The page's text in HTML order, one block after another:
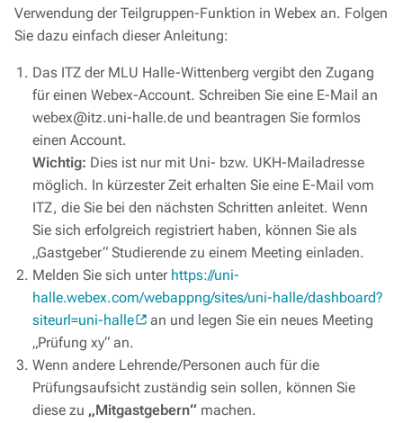
Verwendung der Teilgruppen-Funktion in Webex an. Folgen
Sie dazu einfach dieser Anleitung:
Das ITZ der MLU Halle-Wittenberg vergibt den Zugang
für einen Webex-Account. Schreiben Sie eine E-Mail an
webex@itz.uni-halle.de und beantragen Sie formlos
einen Account.
Wichtig: Dies ist nur mit Uni- bzw. UKH-Mailadresse
möglich. In kürzester Zeit erhalten Sie eine E-Mail vom
ITZ, die Sie bei den nächsten Schritten anleitet. Wenn
Sie sich erfolgreich registriert haben, können Sie als
„Gastgeber“ Studierende zu einem Meeting einladen.
Melden Sie sich unter https://uni-
halle.webex.com/webappng/sites/uni-halle/dashboard?
siteurl=uni-halle
an und legen Sie ein neues Meeting
„Prüfung xy“ an.
Wenn andere Lehrende/Personen auch für die
Prüfungsaufsicht zuständig sein sollen, können Sie
diese zu „Mitgastgebern“ machen.